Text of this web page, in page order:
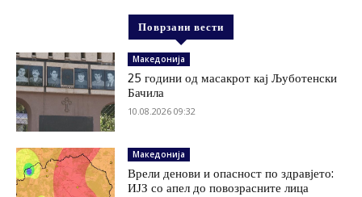
Поврзани вести
Македонија
25 години од масакрот кај Љуботенски
Бачила
10.08.2026 09:32
Македонија
Врели денови и опасност по здравјето:
ИЈЗ со апел до повозрасните лица